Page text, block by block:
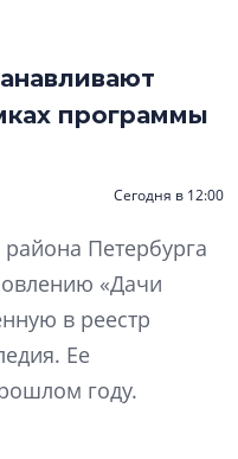
программы
Сегодня в 12:00
Петербурга
«Дачи
в реестр
Ее
году.